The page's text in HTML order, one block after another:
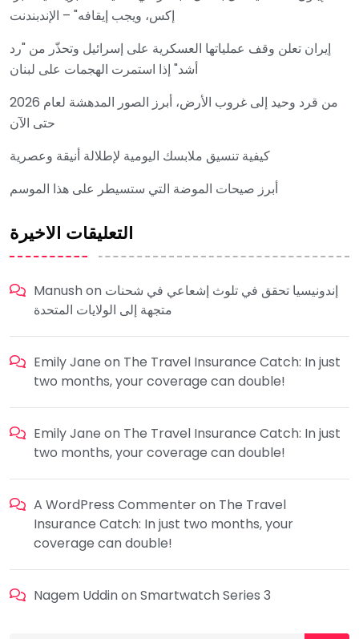
إكس، ويجب إيقافه" – الإندبندنت
إيران تعلن وقف عملياتها العسكرية على إسرائيل وتحذّر من "رد
أشد" إذا استمرت الهجمات على لبنان
من قرد وحيد إلى غروب الأرض، أبرز الصور المدهشة لعام 2026
حتى الآن
كيفية تنسيق ملابسك اليومية لإطلالة أنيقة وعصرية
أبرز صيحات الموضة التي ستسيطر على هذا الموسم
التعليقات الأخيرة
Manushon إندونيسيا تحقق في تلوث إشعاعي في شحنات
متجهة إلى الولايات المتحدة
Emily Jane on The Travel Insurance Catch: In just
two months, your coverage can double!
Emily Jane on The Travel Insurance Catch: In just
two months, your coverage can double!
A WordPress Commenteron The Travel
Insurance Catch: In just two months, your
coverage can double!
Nagem UddinonSmartwatch Series 3